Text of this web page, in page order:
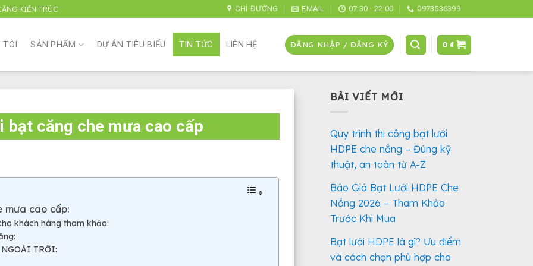
KIẾN TRÚC CHỈ ĐƯỜNG EMAIL 07:30 - 22:00 0973536399
TÔI SẢN PHẨM DỰ ÁN TIÊU BIỂU TIN TỨC LIÊN HỆ ĐĂNG NHẬP / ĐĂNG KÝ 0₫
căng che mưa cao cấp
mưa cao cấp:
khách hàng tham khảo:
TRỜI:
BÀI VIẾT MỚI
Quy trình thi công bạt lưới
HDPE che nắng – Đúng kỹ
thuật, an toàn từ A-Z
Báo Giá Bạt Lưới HDPE Che
Nắng 2026 – Tham Khảo
Trước Khi Mua
Bạt lưới HDPE là gì? Ưu điểm
và cách chọn phù hợp cho